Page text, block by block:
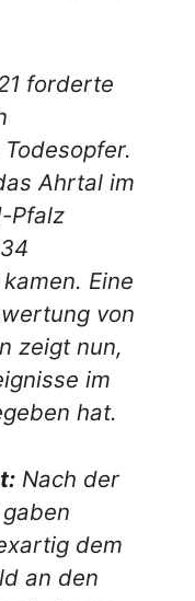
forderte
Ahrtal im
Pfalz
Eine
von
zeigt nun,
im
hat.
Nach der
dem
an den